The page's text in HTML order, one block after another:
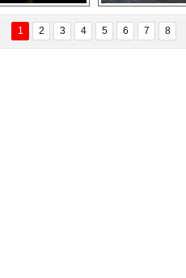
ÖZYANIK
Değişti?
Delta uçağına
yıldırım çarptı
Ford Focus RS
(2015)
1 2 3 4 5 6 7 8